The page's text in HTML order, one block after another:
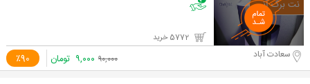
٪90 سعادت آباد ۹۰,۰۰۰ ۹,۰۰۰ تومان